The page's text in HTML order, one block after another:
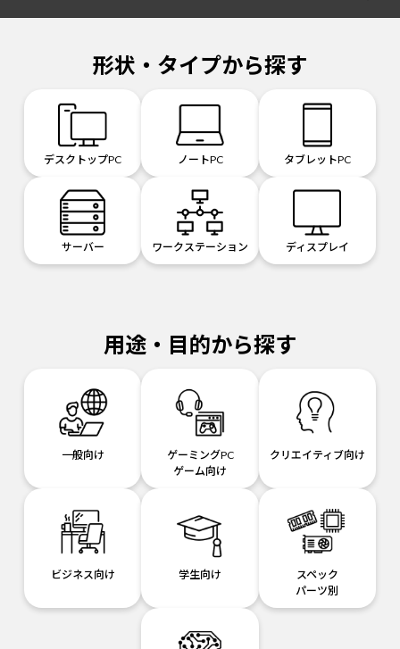
形状・タイプから探す
デスクトップPC ノートPC タブレットPC
サーバー ワークステーション ディスプレイ
用途・目的から探す
一般向け
ゲーミングPC
ゲーム向け
クリエイティブ向け
ビジネス向け 学生向け
スペック
パーツ別